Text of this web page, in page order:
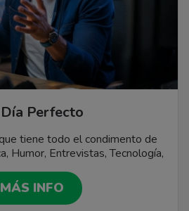
Perfecto
tiene todo el condimento de
Humor, Entrevistas, Tecnología,
MÁS INFO